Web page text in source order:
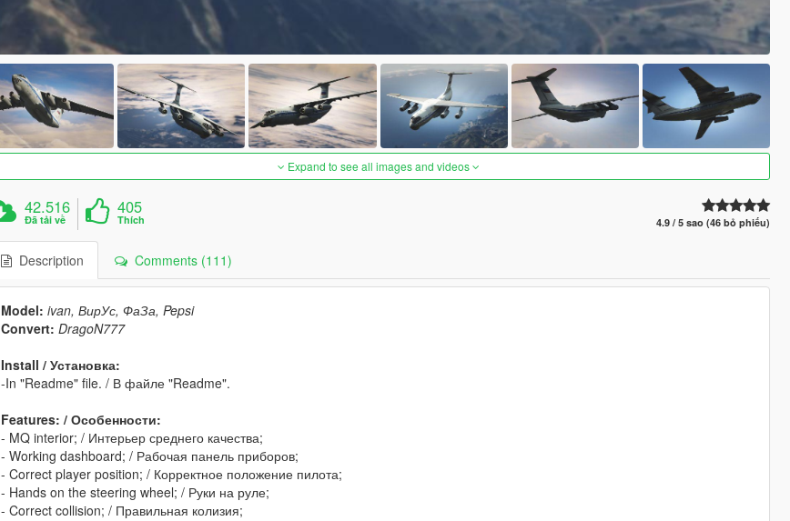
Expand to see all images and videos
42.516
Đã tải về
405
Thích 4.9 / 5 sao (46 bỏ phiếu)
Description Comments (111)
Model: ivan, ВирУс, ФаЗа, Pepsi
Convert: DragoN777
Install / Установка:
-In "Readme" file. / В файле "Readme".
Features: / Особенности:
- MQ interior; / Интерьер среднего качества;
- Working dashboard; / Рабочая панель приборов;
- Correct player position; / Корректное положение пилота;
- Hands on the steering wheel; / Руки на руле;
- Correct collision; / Правильная колизия;